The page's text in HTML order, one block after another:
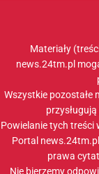
Materiały
news.24tm.pl
Wszystkie pozostałe
Powielanie tych treści
Portal
prawa
Nie bierzemy